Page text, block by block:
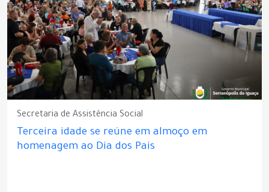
Secretaria de Assistência Social
Terceira idade se reúne em almoço em
homenagem ao Dia dos Pais